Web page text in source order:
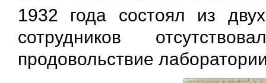
1932 года состоял из
сотрудников
продовольствие